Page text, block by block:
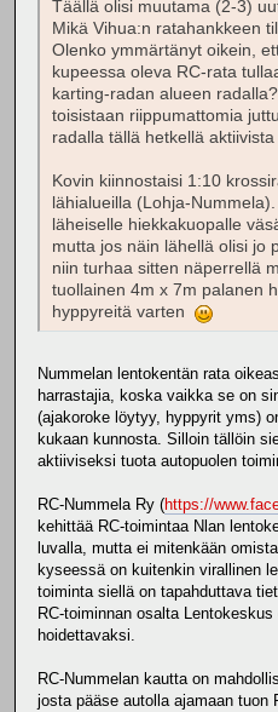
Täällä olisi muutama (2-3)
Mikä Vihua:n ratahankkeen
Olenko ymmärtänyt oikein,
kupeessa oleva RC-rata
karting-radan alueen
toisistaan riippumattomia
radalla tällä hetkellä
Kovin kiinnostaisi 1:10
lähialueilla (Lohja-
läheiselle hiekkakuopalle
mutta jos näin lähellä olisi jo
niin turhaa sitten näperrellä
tuollainen 4m x 7m palanen
hyppyreitä varten
Nummelan lentokentän rata
harrastajia, koska vaikka se on
(ajakoroke löytyy, hyppyrit yms)
kukaan kunnosta. Silloin tällöin
aktiiviseksi tuota autopuolen
RC-Nummela Ry (https://
kehittää RC-toimintaa Nlan
luvalla, mutta ei mitenkään
kyseessä on kuitenkin virallinen
toiminta siellä on tapahduttava
RC-toiminnan osalta
hoidettavaksi.
RC-Nummelan kautta on
josta pääse autolla ajamaan tuon